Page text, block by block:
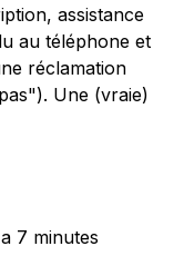
assistance
au téléphone et
réclamation
Une (vraie)
7 minutes